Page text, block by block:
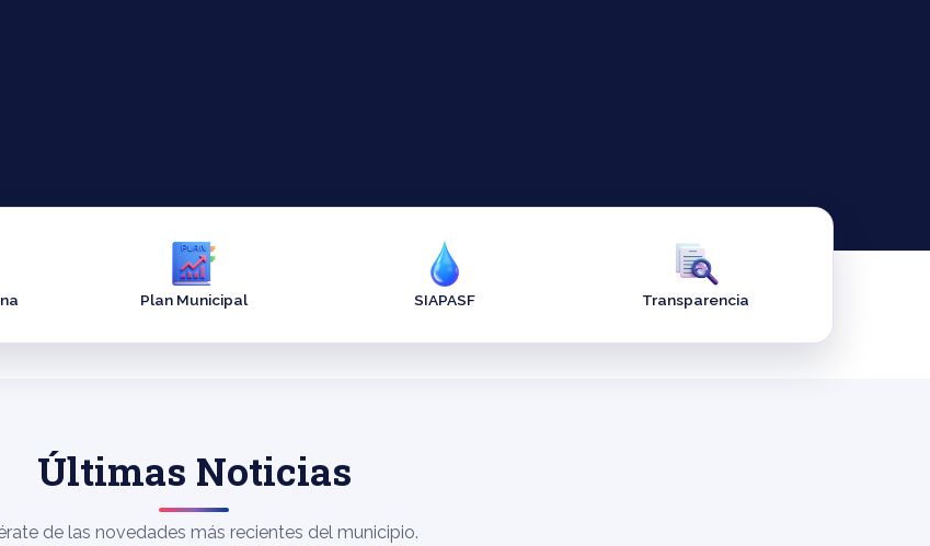
Plan Municipal SIAPASF Transparencia
Últimas Noticias
de las novedades más recientes del municipio.